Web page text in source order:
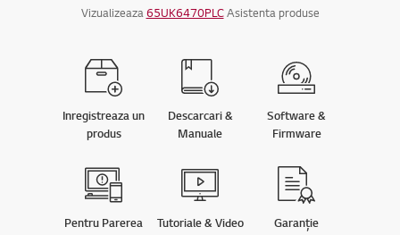
Vizualizeaza65UK6470PLCAsistenta produse
Inregistreaza un
produs
Descarcari &
Manuale
Software &
Firmware
Pentru Parerea
Tutoriale & Video Garanție